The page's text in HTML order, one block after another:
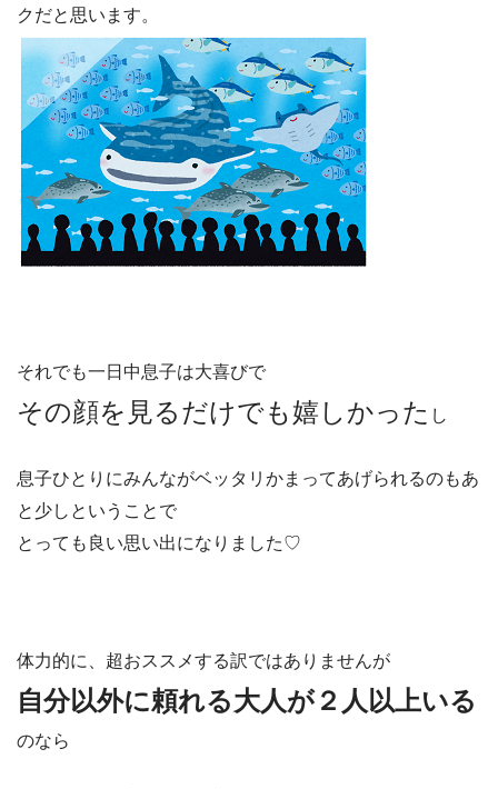
クだと思います。
それでも一日中息子は大喜びで
その顔を見るだけでも嬉しかった し
息子ひとりにみんながベッタリかまってあげられるのもあ
と少しということで
とっても良い思い出になりました♡
体力的に、超おススメする訳ではありませんが
自分以外に頼れる大人が２人以上いる
のなら